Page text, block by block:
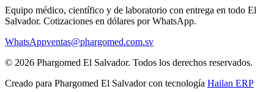
Equipo médico, científico y de laboratorio con entrega en todo El
Salvador. Cotizaciones en dólares por WhatsApp.
WhatsAppventas@phargomed.com.sv
© 2026 Phargomed El Salvador. Todos los derechos reservados.
Creado para Phargomed El Salvadorcon tecnología Hailan ERP